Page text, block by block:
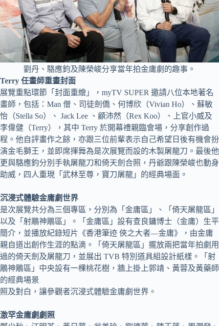
劉丹、駱應鈞及陳榮峻分享當年拍金庸劇的趣事。
Terry 任畫師重畫封面
展覽重點環節「封面重繪」，myTV SUPER 邀請⼋位本地著名
畫師，包括：Man 僧、司徒劍僑、何博欣（Vivian Ho）、蘇敏
怡（Stella So）、 Jack Lee 、顧沛然（Rex Koo）、上官小威及
李偉健（Terry），其中 Terry 於開幕禮親臨會場，分享創作過
程。他自評畫作之餘，亦跟三位前輩表示自己希望日後有機會扮
演金毛獅王，並即席揮舞為是次展覽而設的木製屠龍⼑。最後他
更與駱應鈞分別手執屠龍刀和倚天劍合照，丹爺跟陳榮峻也動身
助威，四人重現「武林至尊，寶刀屠龍」的經典場面。
沉浸式體驗金庸劇世界
是次展覽共分為三個專區，分別為「金庸區」、「倚天屠龍區」
以及「射鵰神鵰區」。「金庸區」設有查良鏞博士（金庸）生平
簡介，並播放紀錄短片《香港筆迹 俠之大者—金庸》，由金庸
親自道出創作生涯的點滴。「倚天屠龍區」擺放兩把當年拍劇用
過的倚天劍及屠龍刀，並展出 TVB 特別道具組設計紙樣。「射
鵰神鵰區」中央設有⼀棵桃花樹，牆上掛上郭靖、黃蓉及黃藥師
的經典場景
照及對白，讓參觀者沉浸式體驗金庸劇世界。
激罕金庸劇劇照